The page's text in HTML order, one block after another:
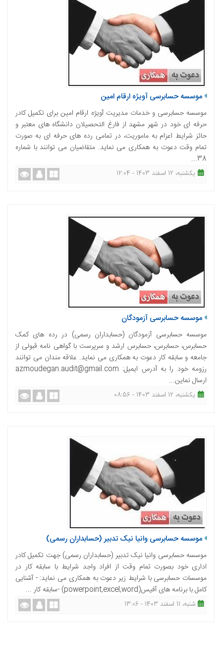
موسسه حسابرسی آویژه ارقام امین
موسسه حسابرسی و خدمات مدیریت آویژه ارقام امین برای تکمیل کادر
حرفه ای خود در شهر مشهد از فارغ التحصیلان دانشگاه های معتبر و
حائز شرایط اعزام به ماموریت، در تمامی رده های حرفه ای به صورت
تمام وقت دعوت به همکاری می نماید. متقاضیان می توانند با شماره
38...
یکشنبه، 12 اسفند 1403 - 12:04
موسسه حسابرسی آزمودگان
موسسه حسابرسی آزمودگان (حسابداران رسمی) در رده های کمک
حسابرس، حسابرس، حسابرس ارشد و سرپرست با گواهی نامه قبولی از
جامعه و سابقه کار دعوت به همکاری می نماید. علاقه مندان می توانند
رزومه خود را به آدرس ایمیل: azmoudegan.audit@gmail.com
ارسال نماین...
یکشنبه، 12 اسفند 1403 - 08:56
موسسه حسابرسی وانیا نیک تدبیر (حسابداران رسمی)
موسسه حسابرسی وانیا نیک تدبیر (حسابداران رسمی) جهت تکمیل کادر
اداری خود بصورت تمام وقت از افراد واجد شرایط با سابقه کار در
موسسات حسابرسی با شرایط زیر دعوت به همکاری می نماید: - آشنایی
کامل با برنامه های آفیس(powerpoint,excel,word) -سابقه کار ...
شنبه، 11 اسفند 1403 - 13:06